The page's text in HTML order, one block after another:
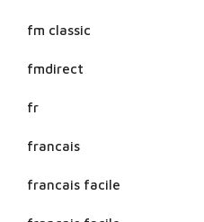
fm classic
fmdirect
fr
francais
francais facile